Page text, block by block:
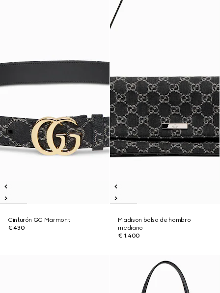
Cinturón GG Marmont
€ 430
Madison bolso de hombro
mediano
€ 1.400